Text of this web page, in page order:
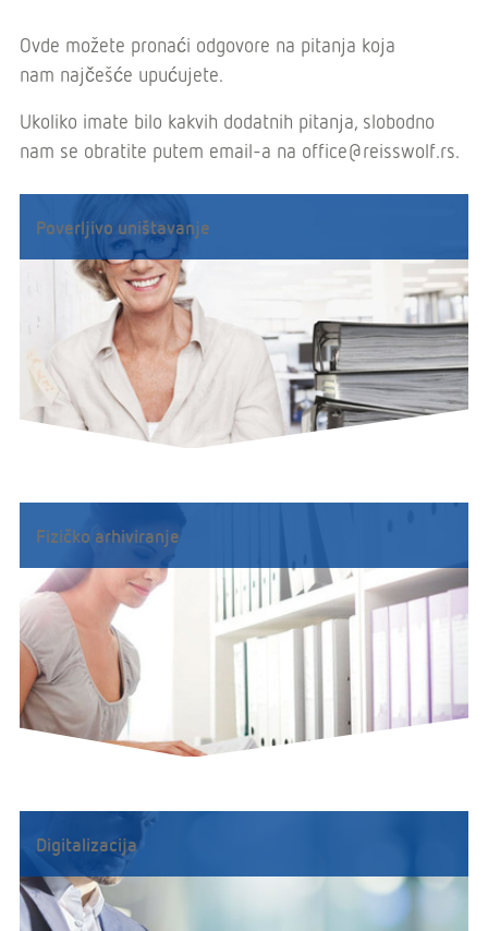
Ovde možete pronaći odgovore na pitanja koja
nam najčešće upućujete.
Ukoliko imate bilo kakvih dodatnih pitanja, slobodno
nam se obratite putem email-a na office@reisswolf.rs.
Poverljivo uništavanje
Fizičko arhiviranje
Digitalizacija